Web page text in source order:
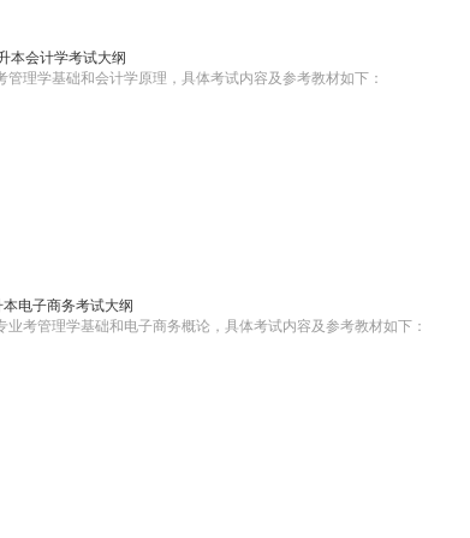
本会计学考试大纲
理学基础和会计学原理，具体考试内容及参考教材如下：
电子商务考试大纲
考管理学基础和电子商务概论，具体考试内容及参考教材如下：